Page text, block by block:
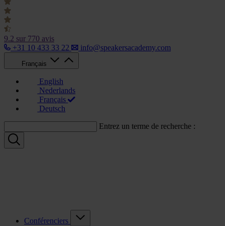
9.2 sur 770 avis
+31 10 433 33 22
info@speakersacademy.com
Français
English
Nederlands
Français
Deutsch
Entrez un terme de recherche :
Conférenciers